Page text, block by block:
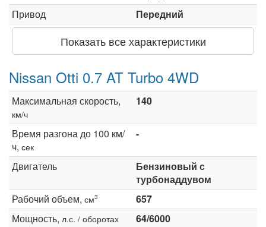
Привод
Передний
Показать все характеристики
Nissan Otti 0.7 AT Turbo 4WD
Максимальная скорость,
км/ч
140
Время разгона до 100 км/
ч, сек
-
Двигатель
Бензиновый с
турбонаддувом
Рабочий объем, см3
657
Мощность, л.с. / оборотах 64/6000